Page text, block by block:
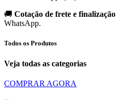
🚚 Cotação de frete e
WhatsApp.
Todos os Produtos
Veja todas as categorias
COMPRAR AGORA